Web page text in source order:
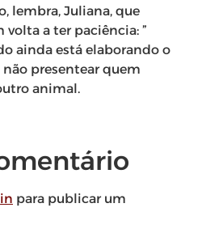
lembra, Juliana, que
a ter paciência: ”
ainda está elaborando o
não presentear quem
animal.
para publicar um